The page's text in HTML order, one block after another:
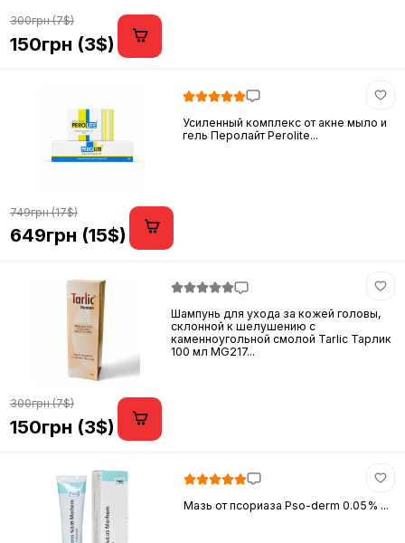
300грн (7$)
150грн (3$)
Усиленный комплекс от акне мыло и
гель Перолайт Perolite...
749грн (17$)
649грн (15$)
Шампунь для ухода за кожей головы,
склонной к шелушению с
каменноугольной смолой Tarlic Тарлик
100 мл MG217...
300грн (7$)
150грн (3$)
Мазь от псориаза Pso-derm 0.05% ...